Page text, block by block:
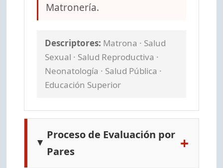
Matronería.
Descriptores: Matrona · Salud
Sexual · Salud Reproductiva ·
Neonatología · Salud Pública ·
Educación Superior
Proceso de Evaluación por
Pares
+